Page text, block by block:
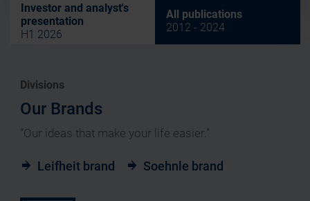
Investor and analyst's
presentation
H1 2026
All publications
2012 - 2024
Divisions
Our Brands
“Our ideas that make your life easier.”
Leifheit brand Soehnle brand